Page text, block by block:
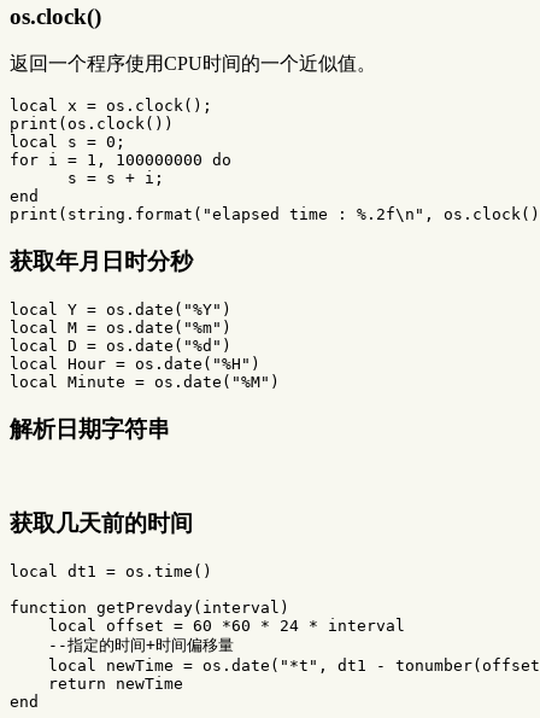
os.clock()
返回一个程序使用CPU时间的一个近似值。
local x = os.clock();
print ( os.clock())
local
s = 0 ;
for i = 1 , 100000000 do
s = s + i ;
end
print ( string.format ( "elapsed time : %.2f\n" , os.clock()
获取年月日时分秒
local Y = os.date ( "%Y" )
local
M = os.date ( "%m" )
local
D = os.date ( "%d" )
local
Hour = os.date ( "%H" )
local
Minute = os.date ( "%M" )
解析日期字符串
获取几天前的时间
local dt1 = os.time ()
function getPrevday( interval )
local
offset = 60 *60 * 24 *
interval
--指定的时间+时间偏移量
local
newTime = os.date ( "*t" , dt1 - tonumber(offset
return
newTime
end